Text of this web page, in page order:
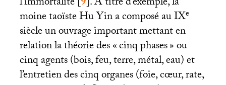
moine taoïste Hu Yin a composé auIXe
siècle un ouvrage important mettant en
relation la théorie des «cinq phases» ou
cinq agents (bois, feu, terre, métal, eau) et
l’entretien des cinq organes (foie, cœur, rate,